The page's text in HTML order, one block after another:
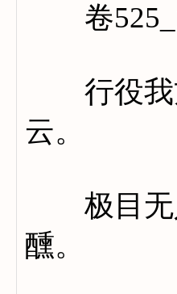
卷
行役我
云。
极目无
醺。